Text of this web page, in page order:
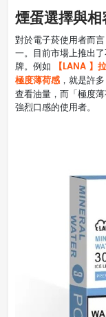
煙蛋選擇與
對於電子菸使用者而
一。目前市場上推出
牌。例如
【LANA 】
極度薄荷感 ，就是許
查看油量，而「極度
強烈口感的使用者。